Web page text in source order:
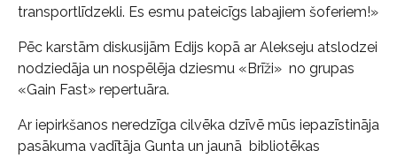
transportlīdzekli. Es esmu pateicīgs labajiem šoferiem!»
Pēc karstām diskusijām Edijs kopā ar Alekseju atslodzei
nodziedāja un nospēlēja dziesmu «Brīži» no grupas
«Gain Fast» repertuāra.
Ar iepirkšanos neredzīga cilvēka dzīvē mūs iepazīstināja
pasākuma vadītāja Gunta un jaunā bibliotēkas